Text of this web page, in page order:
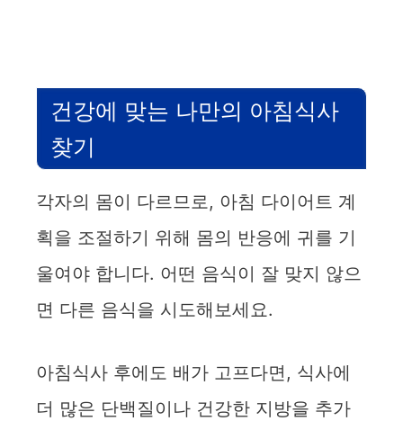
e
o
건강에 맞는 나만의 아침식사
찾기
각자의 몸이 다르므로, 아침 다이어트 계
획을 조절하기 위해 몸의 반응에 귀를 기
울여야 합니다. 어떤 음식이 잘 맞지 않으
면 다른 음식을 시도해보세요.
아침식사 후에도 배가 고프다면, 식사에
더 많은 단백질이나 건강한 지방을 추가